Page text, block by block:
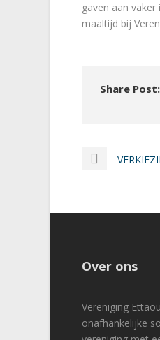
gaven aan
maaltijd bij
Share Post:
Over ons
Vereniging
onafhankelijke